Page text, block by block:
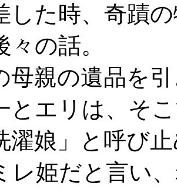
した時、奇蹟
々の話。
母親の遺品を
とエリは、そ
濯娘」と呼び
レ姫だと言い